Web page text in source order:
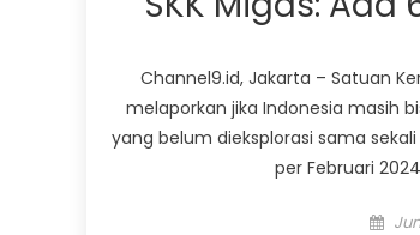
Channel9.id, Jakarta – Satuan
melaporkan jika Indonesia masih
yang belum dieksplorasi sama
per Februari